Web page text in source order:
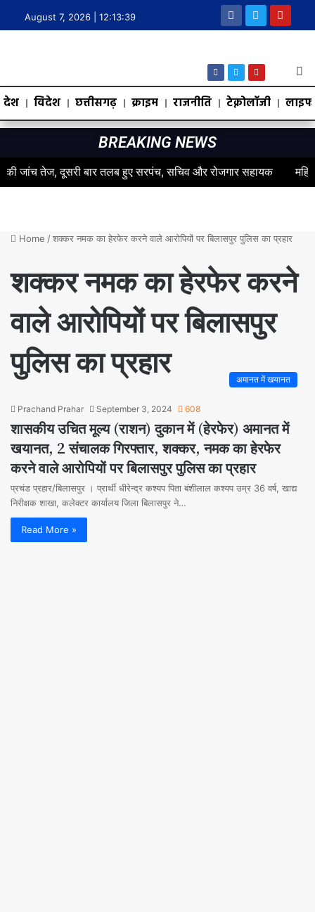
August 7, 2026 | 12:13:40
देश विदेश छत्तीसगढ़ क्राइम राजनीति टेक्नोलॉजी
BREAKING NEWS
तेज, दूसरी बार तलब हुए सरपंच, सचिव और रोजगार सहायक महिलाओं के
Home /शक्कर नमक का हेरफेर करने वाले आरोपियों पर बिलासपुर पुलिस का प्रहार
शक्कर नमक का हेरफेर करने
वाले आरोपियों पर बिलासपुर
पुलिस का प्रहार
अमानत में खयानत
Prachand Prahar September 3, 2024 608
शासकीय उचित मूल्य (राशन) दुकान में (हेरफेर) अमानत में
खयानत, 2 संचालक गिरफ्तार, शक्कर, नमक का हेरफेर
करने वाले आरोपियों पर बिलासपुर पुलिस का प्रहार
प्रचंड प्रहार/बिलासपुर । प्रार्थी धीरेन्द्र कश्यप पिता बंशीलाल कश्यप उम्र 36 वर्ष, खाद्य
निरीक्षक शाखा, कलेक्टर कार्यालय जिला बिलासपुर ने…
Read More »